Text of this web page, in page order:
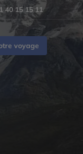
40 15 15 11
voyage